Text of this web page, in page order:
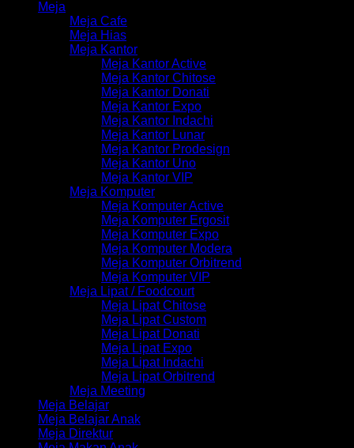
Meja
Meja Cafe
Meja Hias
Meja Kantor
Meja Kantor Active
Meja Kantor Chitose
Meja Kantor Donati
Meja Kantor Expo
Meja Kantor Indachi
Meja Kantor Lunar
Meja Kantor Prodesign
Meja Kantor Uno
Meja Kantor VIP
Meja Komputer
Meja Komputer Active
Meja Komputer Ergosit
Meja Komputer Expo
Meja Komputer Modera
Meja Komputer Orbitrend
Meja Komputer VIP
Meja Lipat / Foodcourt
Meja Lipat Chitose
Meja Lipat Custom
Meja Lipat Donati
Meja Lipat Expo
Meja Lipat Indachi
Meja Lipat Orbitrend
Meja Meeting
Meja Belajar
Meja Belajar Anak
Meja Direktur